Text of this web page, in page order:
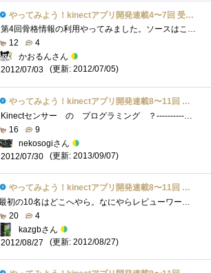
やってみよう！kinectアプリ開発連載4〜7回 受講票
第4回骨格情報の利用やってみました。ソースはこちらですhttps://gist.github.com/3033724MainWindow.png顔の回転を入れたのはこちらですhttps://gist.github.com/30...
12
4
かおるんさん
2012/07/03
(更新: 2012/07/05)
やってみよう！kinectアプリ開発連載8〜11回 受講票
Kinectセンサー の プログラミング ？----------▼---2012/11/514:09add-----▼----------------=======▽=====KinectSensorLinkList=======▽==========・kinectセンサー首振�...
16
9
nekosogiさん
2012/07/30
(更新: 2013/09/07)
やってみよう！kinectアプリ開発連載8〜11回 受講票
最初の10名はどこへやら。なにやらレビューワーの人数が減っている気がしますが、今回もがんばっていきたいと思います。 ん～たしかにね。。�...
20
4
kazgbさん
2012/08/27
(更新: 2012/08/27)